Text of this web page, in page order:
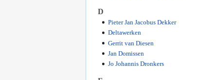
D
Pieter Jan Jacobus Dekker
Deltawerken
Gerrit van Diesen
Jan Domissen
Jo Johannis Dronkers